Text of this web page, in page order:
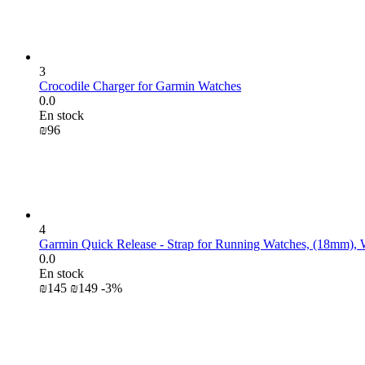
3
Crocodile Charger for Garmin Watches
0.0
En stock
₪‍96‍
4
Garmin Quick Release - Strap for Running Watches, (18mm),
0.0
En stock
₪‍145‍ ₪‍149‍ -3%